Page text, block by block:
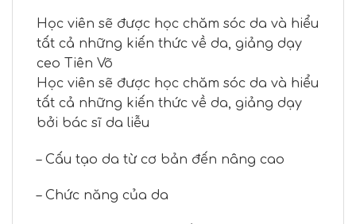
Học viên sẽ được học chăm sóc da và hiểu
tất cả những kiến thức về da, giảng dạy
ceo Tiên Võ
Học viên sẽ được học chăm sóc da và hiểu
tất cả những kiến thức về da, giảng dạy
bởi bác sĩ da liễu
– Cấu tạo da từ cơ bản đến nâng cao
– Chức năng của da